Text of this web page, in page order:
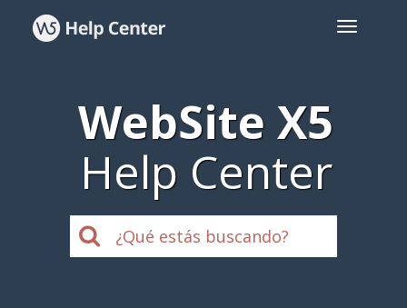
WebSite X5
Help Center